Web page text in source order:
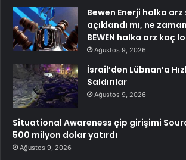
Bewen Enerji halka arz
açıklandı mı, ne
BEWEN halka arz kaç
Ağustos 9, 2026
İsrail’den Lübnan’a
Saldırılar
Ağustos 9, 2026
Situational Awareness çip girişimi
500 milyon dolar yatırdı
Ağustos 9, 2026